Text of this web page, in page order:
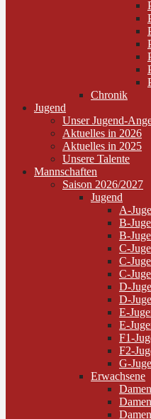
Chronik
Jugend
Unser Jugend-
Aktuelles in 2026
Aktuelles in 2025
Unsere Talente
Mannschaften
Saison 2026/2027
Jugend
A-
B-
B-
C-
C-
C-
D-
D-
E-
E-
F1-
F2-
G-
Erwachsene